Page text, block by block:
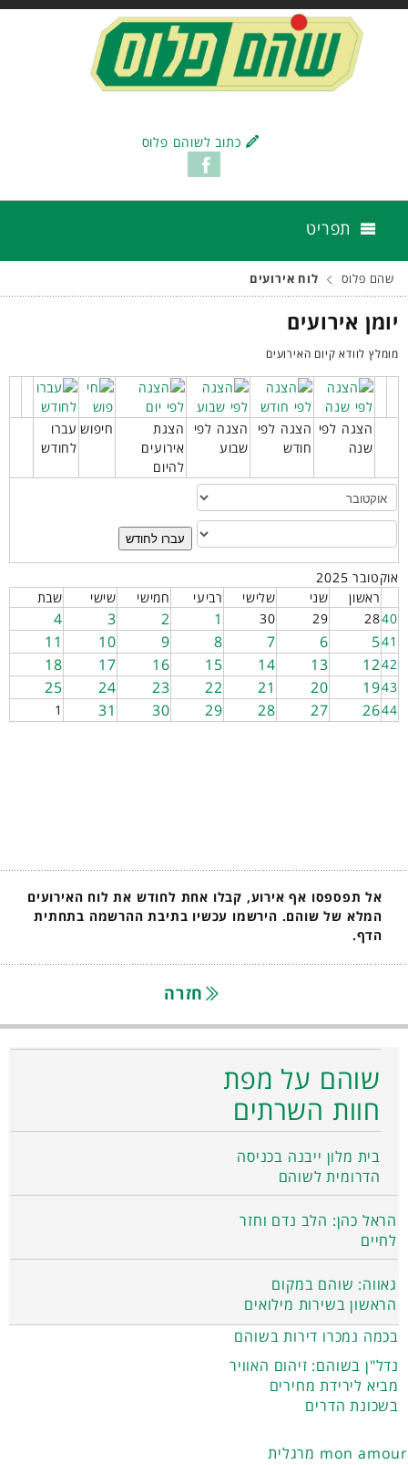
כתוב לשוהם פלוס
תפריט
שהם פלוס לוח אירועים
יומן אירועים
מומלץ לוודא קיום האירועים
הצגה לפי
שנה
הצגה לפי
חודש
הצגה לפי
שבוע
הצגת
אירועים
להיום
חיפוש עברו
לחודש
עברו לחודש
אוקטובר 2025
ראשון
שני שלישי רביעי חמישי שישי
שבת
40
28
29
30
1
2
3
4
41
5
6
7
8
9
10
11
42
12
13
14
15
16
17
18
43
19
20
21
22
23
24
25
44
26
27
28
29
30
31
1
אל תפספסו אף אירוע, קבלו אחת לחודש את לוח האירועים
המלא של שוהם. הירשמו עכשיו בתיבת ההרשמה בתחתית
הדף.
חזרה
שוהם על מפת
חוות השרתים
בית מלון ייבנה בכניסה
הדרומית לשוהם
הראל כהן: הלב נדם וחזר
לחיים
גאווה: שוהם במקום
הראשון בשירות מילואים
בכמה נמכרו דירות בשוהם
נדל"ן בשוהם: זיהום האוויר
מביא לירידת מחירים
בשכונת הדרים
מרגלית mon amour